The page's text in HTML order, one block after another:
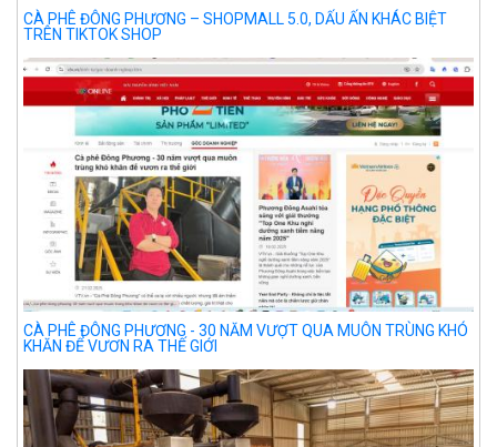
CÀ PHÊ ĐÔNG PHƯƠNG – SHOPMALL 5.0, DẤU ẤN KHÁC BIỆT
TRÊN TIKTOK SHOP
CÀ PHÊ ĐÔNG PHƯƠNG - 30 NĂM VƯỢT QUA MUÔN TRÙNG KHÓ
KHĂN ĐỂ VƯƠN RA THẾ GIỚI